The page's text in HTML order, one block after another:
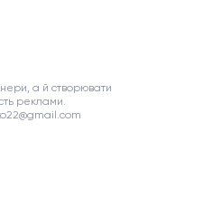
а й створювати
реклами.